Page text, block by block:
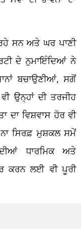
ਸਨ ਅਤੇ ਘਰ ਪਾਣੀ
ਦੇ ਨੁਮਾਇੰਦਿਆਂ ਨੇ
ਬਚਾਉਣੀਆਂ, ਸਗੋਂ
ਉਨ੍ਹਾਂ ਦੀ ਤਰਜੀਹ
ਵਿਸ਼ਵਾਸ ਹੋਰ ਵੀ
ਸਿਰਫ਼ ਮੁਸ਼ਕਲ ਸਮੇਂ
ਧਾਰਮਿਕ ਅਤੇ
ਕਰਨ ਲਈ ਵੀ ਪੂਰੀ